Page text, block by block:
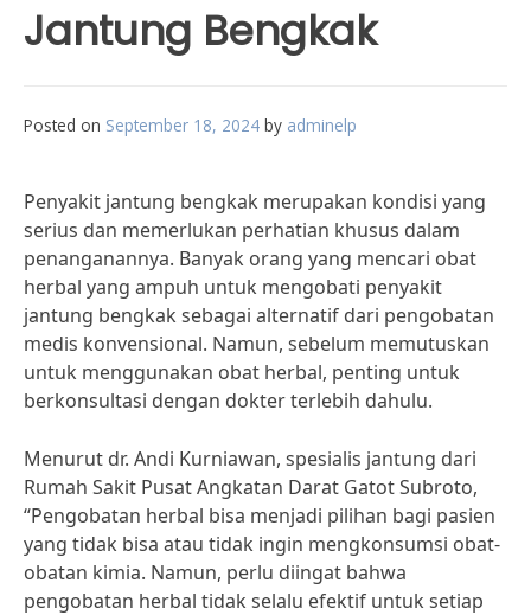
Jantung Bengkak
Posted on September 18, 2024 by adminelp
Penyakit jantung bengkak merupakan kondisi yang
serius dan memerlukan perhatian khusus dalam
penanganannya. Banyak orang yang mencari obat
herbal yang ampuh untuk mengobati penyakit
jantung bengkak sebagai alternatif dari pengobatan
medis konvensional. Namun, sebelum memutuskan
untuk menggunakan obat herbal, penting untuk
berkonsultasi dengan dokter terlebih dahulu.
Menurut dr. Andi Kurniawan, spesialis jantung dari
Rumah Sakit Pusat Angkatan Darat Gatot Subroto,
“Pengobatan herbal bisa menjadi pilihan bagi pasien
yang tidak bisa atau tidak ingin mengkonsumsi obat-
obatan kimia. Namun, perlu diingat bahwa
pengobatan herbal tidak selalu efektif untuk setiap